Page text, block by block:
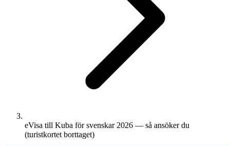
eVisa till Kuba för svenskar 2026 — så ansöker du
(turistkortet borttaget)